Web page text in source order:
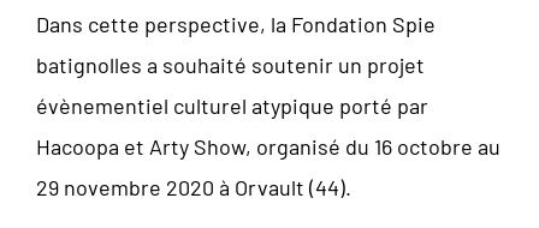
Dans cette perspective, la Fondation Spie
batignolles a souhaité soutenir un projet
évènementiel culturel atypique porté par
Hacoopa et Arty Show, organisé du 16 octobre au
29 novembre 2020 à Orvault (44).